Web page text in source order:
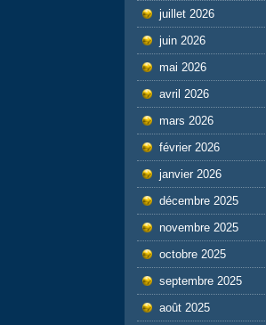
juillet 2026
juin 2026
mai 2026
avril 2026
mars 2026
février 2026
janvier 2026
décembre 2025
novembre 2025
octobre 2025
septembre 2025
août 2025